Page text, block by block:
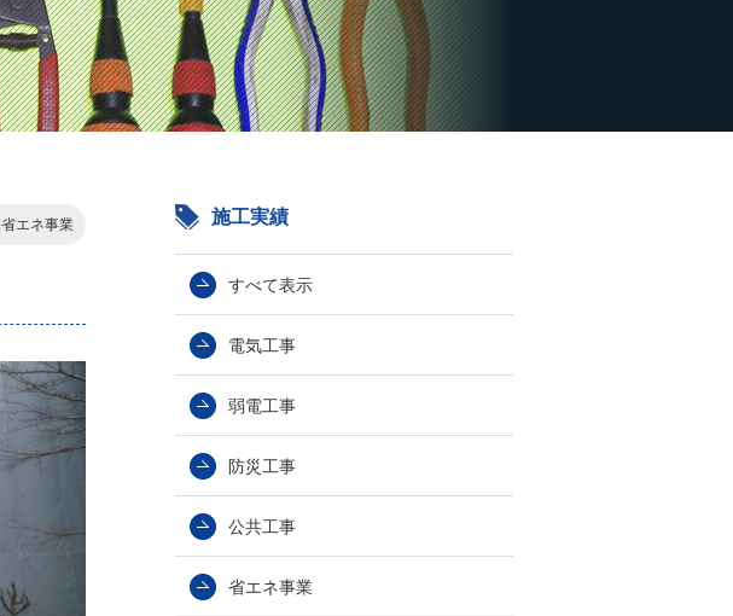
省エネ事業 施工実績
すべて表示
電気工事
弱電工事
防災工事
公共工事
省エネ事業